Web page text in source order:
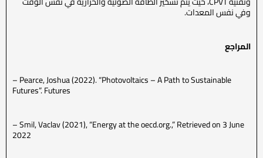
وفي نفس المعدات.
المراجع
– Pearce, Joshua (2022). “Photovoltaics – A Path to Sustainable
Futures”. Futures
– Smil, Vaclav (2021), “Energy at the oecd.org.,” Retrieved on 3 June
2022